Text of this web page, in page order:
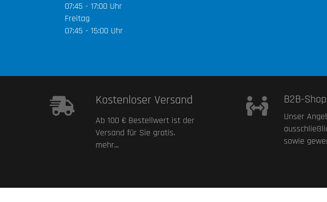
07:45 - 17:00 Uhr
Freitag
07:45 - 15:00 Uhr
Kostenloser Versand
Ab 100 € Bestellwert ist der
Versand für Sie gratis.
mehr...
B2B-Shop
Unser
sowie